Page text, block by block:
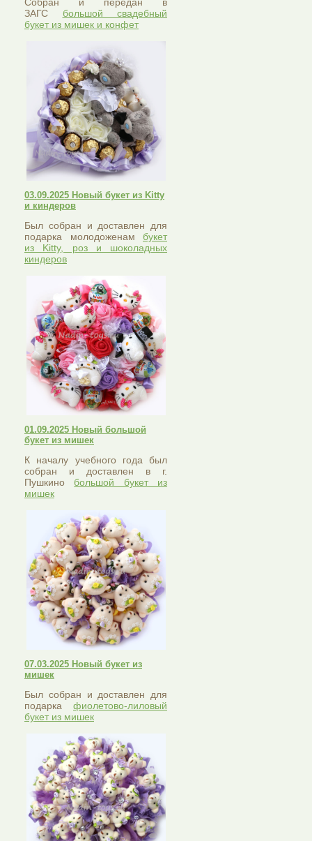
ЗАГС большой свадебный
букет из мишек и конфет
03.09.2025 Новый букет из Kitty
и киндеров
Был собран и доставлен для
подарка молодоженам букет
из Kitty, роз и шоколадных
киндеров
01.09.2025 Новый большой
букет из мишек
К началу учебного года был
собран и доставлен в г.
Пушкинобольшой букет из
мишек
07.03.2025 Новый букет из
мишек
Был собран и доставлен для
подарка фиолетово-лиловый
букет из мишек